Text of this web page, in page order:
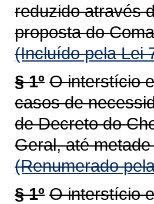
reduzido através
proposta do
(Incluído pela Lei
§ 1º O interstício
casos de
de Decreto do
Geral, até
(Renumerado
§ 1º O interstício